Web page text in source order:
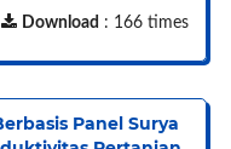
Download : 166 times
Panel Surya